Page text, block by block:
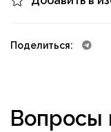
Поделиться:
Вопросы